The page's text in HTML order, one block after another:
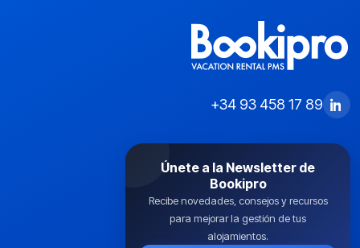
+34 93 458 17 89
Únete a la Newsletter de
Bookipro
Recibe novedades, consejos y recursos
para mejorar la gestión de tus
alojamientos.